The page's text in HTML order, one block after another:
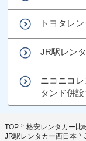
トヨタレ
JR駅レン
ニコニコ
タンド併設
TOP 格安レンタカー比
JR駅レンタカー西日本